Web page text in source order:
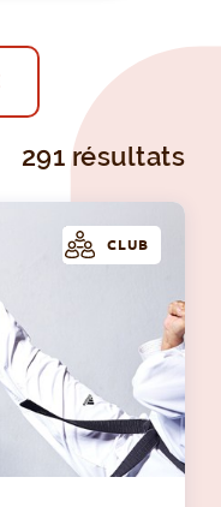
291 résultats
CLUB